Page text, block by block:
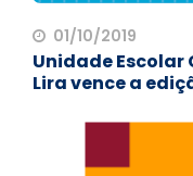
01/10/2019
Unidade
Lira vence a